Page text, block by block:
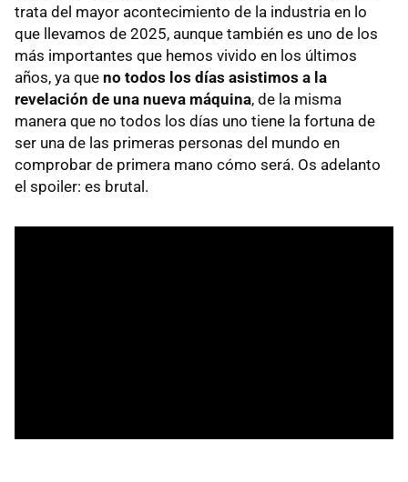
trata del mayor acontecimiento de la industria en lo
que llevamos de 2025, aunque también es uno de los
más importantes que hemos vivido en los últimos
años, ya que no todos los días asistimos a la
revelación de una nueva máquina, de la misma
manera que no todos los días uno tiene la fortuna de
ser una de las primeras personas del mundo en
comprobar de primera mano cómo será. Os adelanto
el spoiler: es brutal.